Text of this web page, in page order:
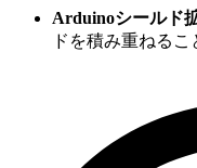
Arduinoシールド
ドを積み重ねるこ